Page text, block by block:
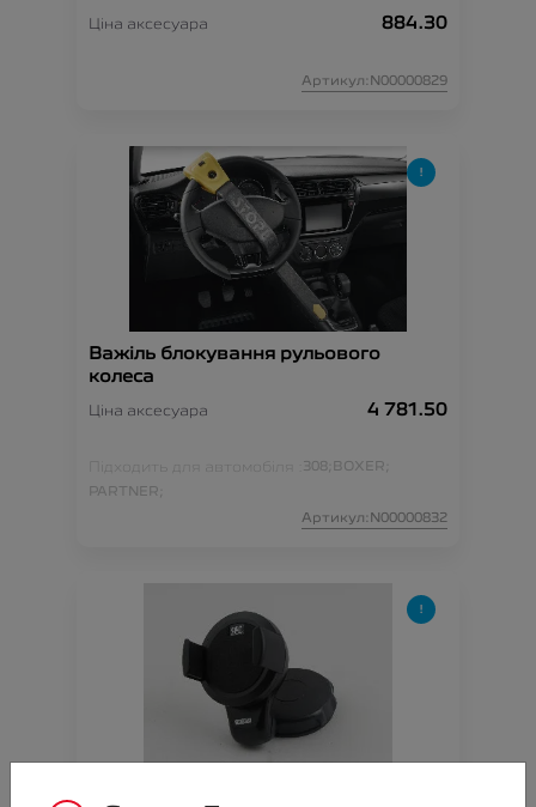
Ціна аксесуара 884.30
Артикул:N00000829
Важіль блокування рульового
колеса
Ціна аксесуара 4 781.50
Підходить для автомобіля : 308; BOXER;
PARTNER;
Артикул:N00000832